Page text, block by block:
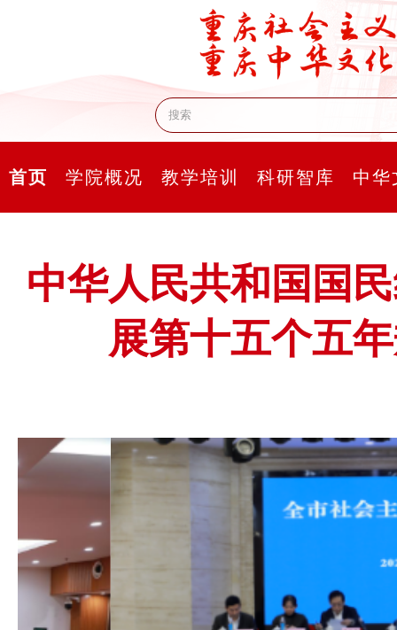
首页 学院概况 教学培训 科研智库 中华
中华人民共和国国
展第十五个五